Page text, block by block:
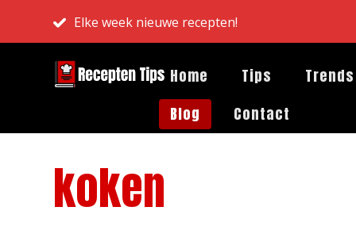
Elke week nieuwe recepten!
Home Tips
Trends
Blog
Contact
koken